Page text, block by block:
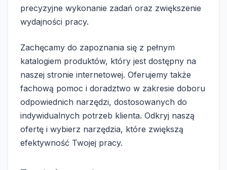
precyzyjne wykonanie zadań oraz zwiększenie
wydajności pracy.
Zachęcamy do zapoznania się z pełnym
katalogiem produktów, który jest dostępny na
naszej stronie internetowej. Oferujemy także
fachową pomoc i doradztwo w zakresie doboru
odpowiednich narzędzi, dostosowanych do
indywidualnych potrzeb klienta. Odkryj naszą
ofertę i wybierz narzędzia, które zwiększą
efektywność Twojej pracy.